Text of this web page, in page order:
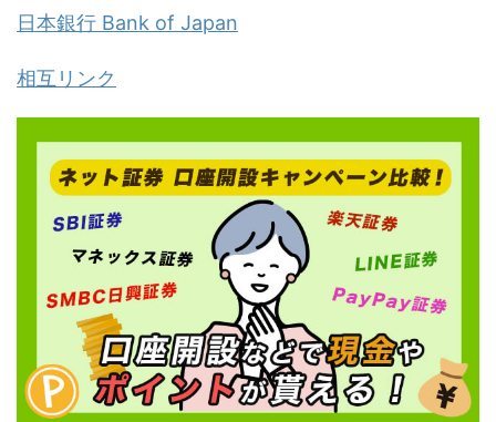
日本銀行 Bank of Japan
相互リンク